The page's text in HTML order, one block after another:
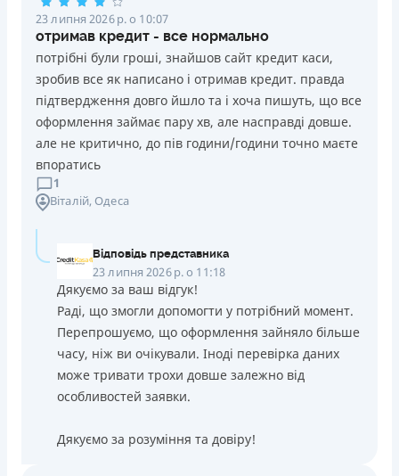
23 липня 2026 р. о 10:07
отримав кредит - все нормально
потрібні були гроші, знайшов сайт кредит каси,
зробив все як написано і отримав кредит. правда
підтвердження довго йшло та і хоча пишуть, що все
оформлення займає пару хв, але насправді довше.
але не критично, до пів години/години точно маєте
впоратись
1
Віталій, Одеса
Відповідь представника
23 липня 2026 р. о 11:18
Дякуємо за ваш відгук!
Раді, що змогли допомогти у потрібний момент.
Перепрошуємо, що оформлення зайняло більше
часу, ніж ви очікували. Іноді перевірка даних
може тривати трохи довше залежно від
особливостей заявки.
Дякуємо за розуміння та довіру!